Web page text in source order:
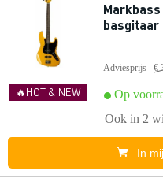
🔥HOT & NEW
basgitaar
Adviesprijs €
Op
Ook in 2
In